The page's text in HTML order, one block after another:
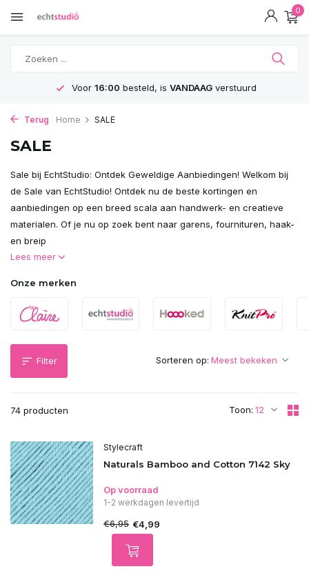
0
GRATISVerzending vanaf 75€
Terug Home SALE
SALE
Sale bij EchtStudio: Ontdek Geweldige Aanbiedingen! Welkom bij
de Sale van EchtStudio! Ontdek nu de beste kortingen en
aanbiedingen op een breed scala aan handwerk- en creatieve
materialen. Of je nu op zoek bent naar garens, fournituren, haak-
en breip
Lees meer
Onze merken
Filter
74 producten Toon:
Sorteren op:
Stylecraft
Naturals Bamboo and Cotton 7142 Sky
Op voorraad
1-2 werkdagen levertijd
€6,95 €4,99